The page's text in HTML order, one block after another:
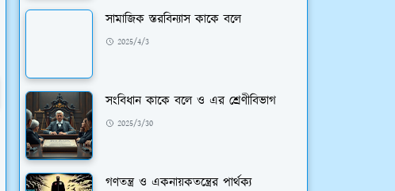
সামাজিক স্তরবিন্যাস কাকে বলে
2025/4/3
সংবিধান কাকে বলে ও এর শ্রেণীবিভাগ
2025/3/30
গণতন্ত্র ও একনায়কতন্ত্রের পার্থক্য